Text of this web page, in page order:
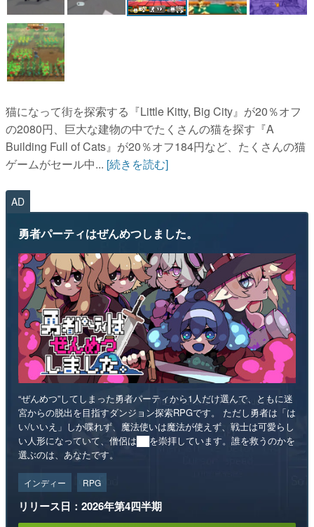
猫になって街を探索する『Little Kitty, Big City』が20％オフ
の2080円、巨大な建物の中でたくさんの猫を探す『A
Building Full of Cats』が20％オフ184円など、たくさんの猫
ゲームがセール中... [続きを読む]
AD
勇者パーティはぜんめつしました。
“ぜんめつ”してしまった勇者パーティから1人だけ選んで、ともに迷
宮からの脱出を目指すダンジョン探索RPGです。 ただし勇者は「は
い/いいえ」しか喋れず、魔法使いは魔法が使えず、戦士は可愛らし
い人形になっていて、僧侶は██を崇拝しています。誰を救うのかを
選ぶのは、あなたです。
インディー RPG
リリース日：2026年第4四半期